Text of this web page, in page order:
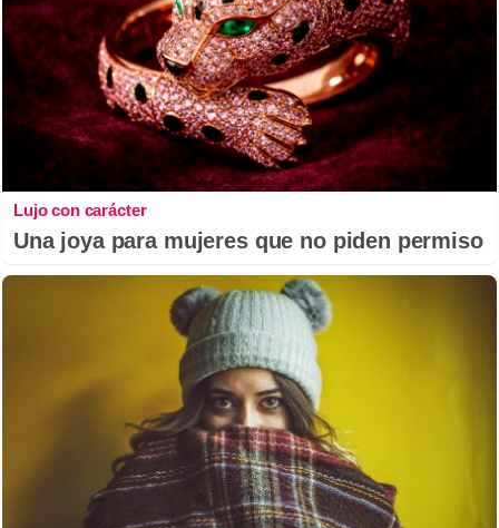
Lujo con carácter
Una joya para mujeres que no piden permiso